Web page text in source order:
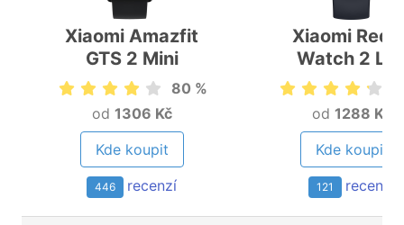
Xiaomi Amazfit
GTS 2 Mini
80 %
od 1306 Kč
Kde koupit
446 recenzí
Xiaomi
Watch 2
od 1288 Kč
Kde koupit
121 recenzí